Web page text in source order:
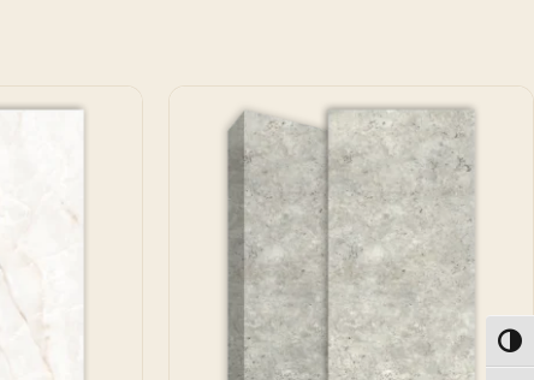
הפעל/כבה ניגודיות גבוהה